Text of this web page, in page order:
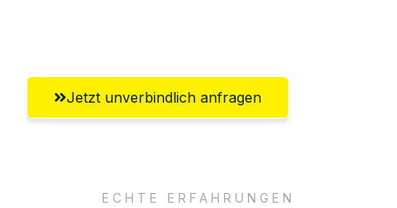
Jetzt unverbindlich anfragen
ECHTE ERFAHRUNGEN